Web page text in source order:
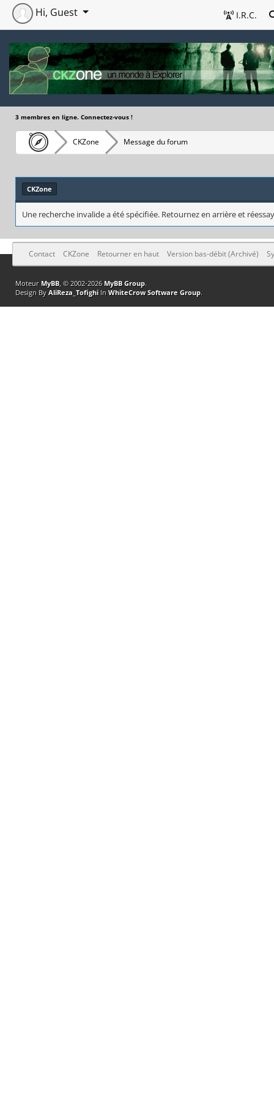
I.R.C.
Hi, Guest
3 membres en ligne. Connectez-vous !
CKZone Message du forum
CKZone
Une recherche invalide a été spécifiée. Retournez en arrière et
Contact CKZone Retourner en haut Version bas-débit (Archivé)
Moteur MyBB, © 2002-2026 MyBB Group.
Design By AliReza_TofighiIn WhiteCrow Software Group.